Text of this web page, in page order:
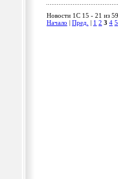
Новости 1C 15 - 21 из
Начало
Пред. 1 2 3 4 5